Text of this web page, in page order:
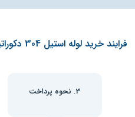
فرایند خرید لوله استیل 304 دکوراتیو قطر 51 ضخامت 0.8 م.م طلایی
3. نحوه پرداخت